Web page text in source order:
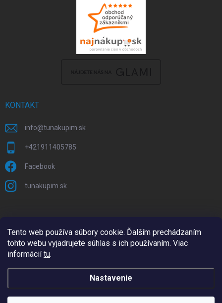
Tento web používa súbory cookie. Ďalším prechádzaním
tohto webu vyjadrujete súhlas s ich používaním. Viac
informáciítu.
Nastavenie
KONTAKT
info@tunakupim.sk
+421911405785
Facebook
tunakupim.sk
Copyright 2026TuNakupim.sk. Všetky práva vyhradené.Upraviť